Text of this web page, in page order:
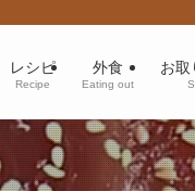
レシピ
Recipe
外食
Eating out
お取